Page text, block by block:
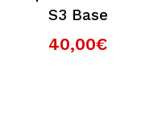
S3 Base
40,00€